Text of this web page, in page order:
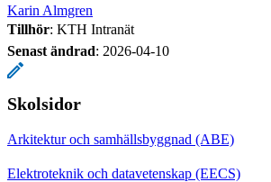
Karin Almgren
Tillhör: KTH Intranät
Senast ändrad: 2026-04-10
Skolsidor
Arkitektur och samhällsbyggnad (ABE)
Elektroteknik och datavetenskap (EECS)